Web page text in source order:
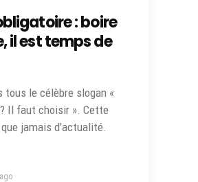
: boire
il est temps de
tous le célèbre slogan «
Il faut choisir ». Cette
jamais d’actualité.